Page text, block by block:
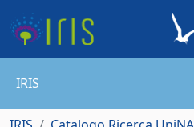
IRIS